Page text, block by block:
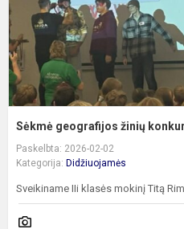
Sėkmė geografijos žinių
Paskelbta: 2026-02-02
Kategorija: Didžiuojamės
Sveikiname IIi klasės mokinį Titą